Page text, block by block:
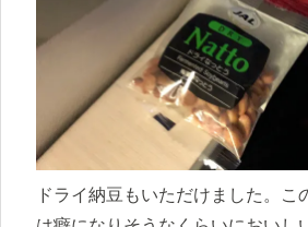
ドライ納豆もいただけました。こ